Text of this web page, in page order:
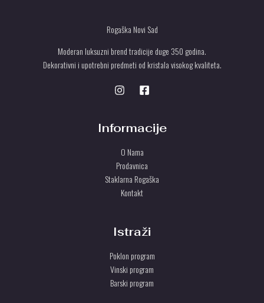
Rogaška Novi Sad
Moderan luksuzni brend tradicije duge 350 godina.
Dekorativni i upotrebni predmeti od kristala visokog kvaliteta.
Informacije
O Nama
Prodavnica
Staklarna Rogaška
Kontakt
Istraži
Poklon program
Vinski program
Barski program